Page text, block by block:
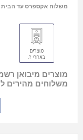
משלוח אקספרס עד
מוצרים מיבואן
משלוחים מהירים